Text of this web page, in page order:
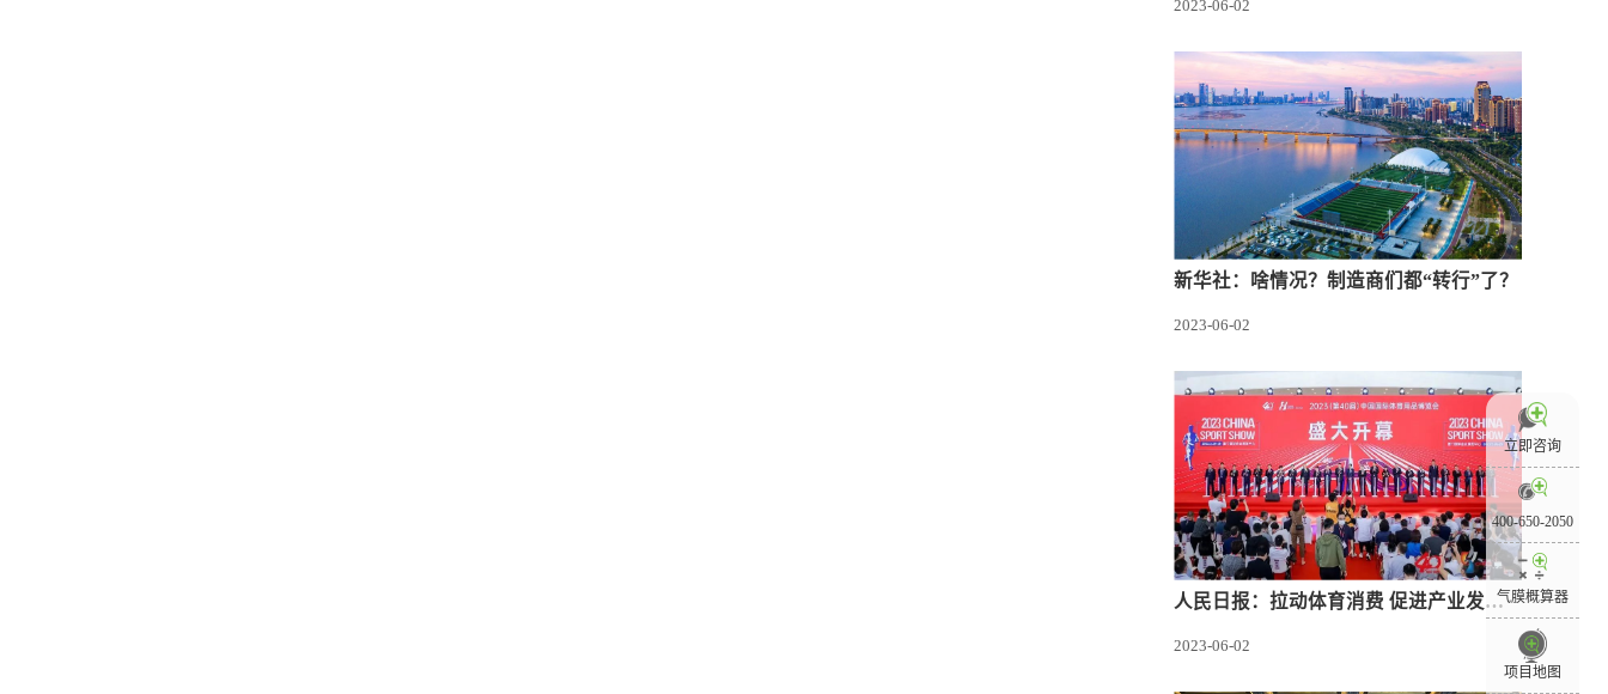
立即咨询
400-650-2050
气膜概算器
项目地图
2023-06-02
新华社：啥情况？制造商们都“转行”了？
2023-06-02
人民日报：拉动体育消费 促进产业发展（关注体育产业）
2023-06-02